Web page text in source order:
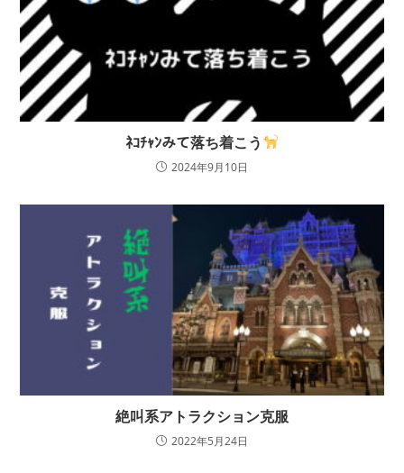
ﾈｺﾁｬﾝみて落ち着こう
2024年9月10日
絶叫系アトラクション克服
2022年5月24日